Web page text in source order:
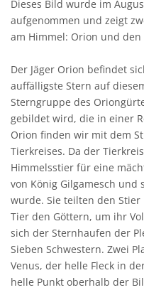
Dieses Bild wurde im
aufgenommen und zeigt
am Himmel: Orion und den
Der Jäger Orion befindet
auffälligste Stern auf
Sterngruppe des
gebildet wird, die in einer
Orion finden wir mit dem
Tierkreises. Da der
Himmelsstier für eine
von König Gilgamesch und
wurde. Sie teilten den
Tier den Göttern, um ihr
sich der Sternhaufen der
Sieben Schwestern. Zwei
Venus, der helle Fleck in
helle Punkt oberhalb der